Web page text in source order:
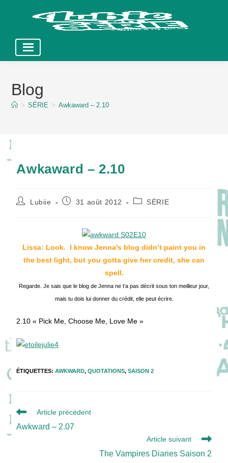
contentBlog
> SÉRIE > Awkaward – 2.10
Awkaward – 2.10
Auteur/autrice
Lubiie
Publication
31 août 2012
PostSÉRIE
Lissa: Look. I know Jenna’s blog didn’t paint you in
the best light, but you gotta give her credit, she can
spell.
Regarde. Je sais que le blog de Jenna ne t’a pas décrit sous ton meilleur jour,
mais tu dois lui donner du crédit, elle peut écrire.
2.10 « Pick Me, Choose Me, Love Me »
ÉTIQUETTES:AWKWARD, QUOTATIONS, SAISON 2
Read
articles
Article précédent
Awkward – 2.07
Article suivant
The Vampires Diaries Saison 2